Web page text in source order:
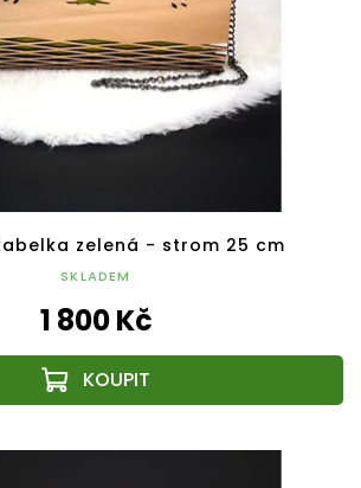
zelená - strom 25 cm
SKLADEM
1 800 Kč